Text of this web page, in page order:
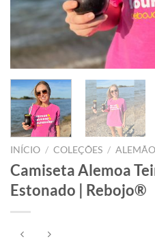
INÍCIO / COLEÇÕES /
Camiseta Alemoa
Estonado | Rebojo®